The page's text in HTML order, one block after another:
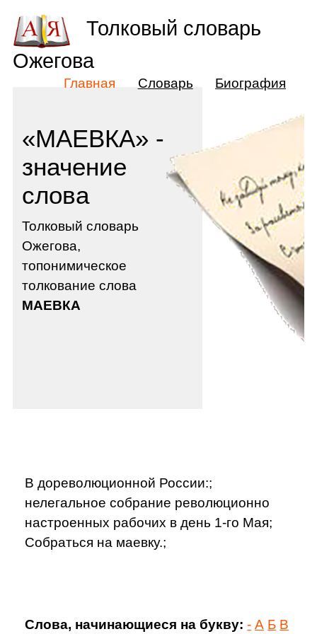
«МАЕВКА» -
значение
слова
Толковый словарь
Ожегова,
топонимическое
толкование слова
МАЕВКА
В дореволюционной России:;
нелегальное собрание революционно
настроенных рабочих в день 1-го Мая;
Собраться на маевку.;
Слова, начинающиеся на букву: - А Б В
Толковый словарь
Ожегова
Главная Словарь Биография